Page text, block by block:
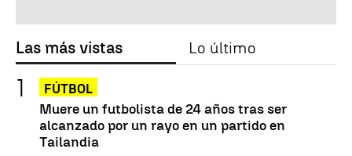
Las más vistas Lo último
FÚTBOL
Muere un futbolista de 24 años tras ser
alcanzado por un rayo en un partido en
Tailandia